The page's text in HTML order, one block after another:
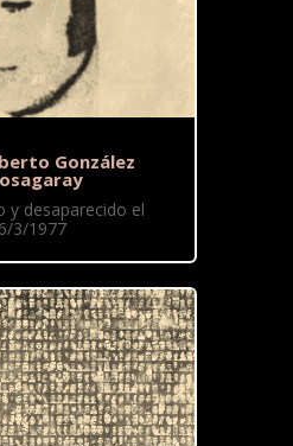
González
y desaparecido el
3/1977